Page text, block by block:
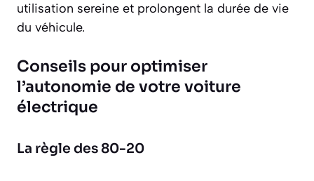
utilisation sereine et prolongent la durée de vie
du véhicule.
Conseils pour optimiser
l’autonomie de votre voiture
électrique
La règle des 80-20